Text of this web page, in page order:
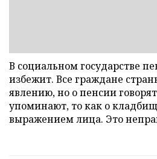
В социальном государстве
избежит. Все граждане
явлению, но о пенсии
упоминают, то как о
выражением лица. Это